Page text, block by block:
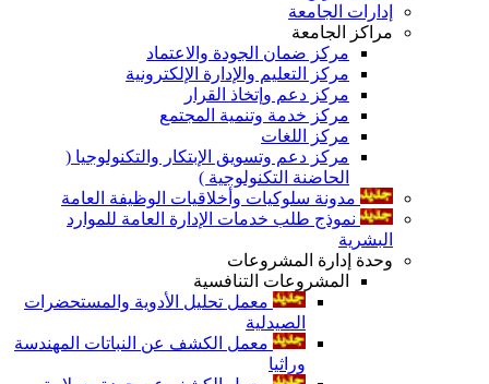
إدارات الجامعة
مراكز الجامعة
مركز ضمان الجودة والاعتماد
مركز التعليم والإدارة الإلكترونية
مركز دعم وإتخاذ القرار
مركز خدمة وتنمية المجتمع
مركز اللغات
مركز دعم وتسويق الإبتكار والتكنولوجيا (
الحاضنة التكنولوجية )
مدونة سلوكيات وأخلاقيات الوظيفة العامة
نموذج طلب خدمات الإدارة العامة للموارد
البشرية
وحدة إدارة المشروعات
المشروعات التنافسية
معمل تحليل الأدوية والمستحضرات
الصيدلية
معمل الكشف عن النباتات المهندسة
وراثيا